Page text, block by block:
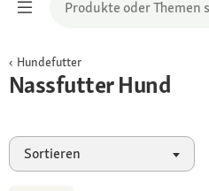
Hundefutter
Nassfutter Hund
Sortieren